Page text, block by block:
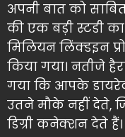
अपनी बात को
की एक बड़ी स्टडी का
मिलियन लिंक्डइन
किया गया। नतीजे
गया कि आपके
उतने मौके नहीं देते,
डिग्री कनेक्शन देते हैं।